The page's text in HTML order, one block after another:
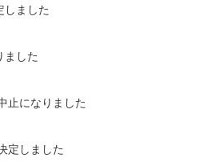
しました
ました
止になりました
定しました